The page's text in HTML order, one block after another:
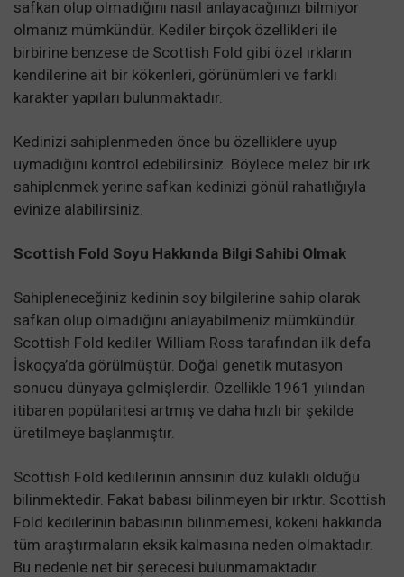
safkan olup olmadığını nasıl anlayacağınızı bilmiyor
olmanız mümkündür. Kediler birçok özellikleri ile
birbirine benzese de Scottish Fold gibi özel ırkların
kendilerine ait bir kökenleri, görünümleri ve farklı
karakter yapıları bulunmaktadır.
Kedinizi sahiplenmeden önce bu özelliklere uyup
uymadığını kontrol edebilirsiniz. Böylece melez bir ırk
sahiplenmek yerine safkan kedinizi gönül rahatlığıyla
evinize alabilirsiniz.
Scottish Fold Soyu Hakkında Bilgi Sahibi Olmak
Sahipleneceğiniz kedinin soy bilgilerine sahip olarak
safkan olup olmadığını anlayabilmeniz mümkündür.
Scottish Fold kediler William Ross tarafından ilk defa
İskoçya’da görülmüştür. Doğal genetik mutasyon
sonucu dünyaya gelmişlerdir. Özellikle 1961 yılından
itibaren popülaritesi artmış ve daha hızlı bir şekilde
üretilmeye başlanmıştır.
Scottish Fold kedilerinin annsinin düz kulaklı olduğu
bilinmektedir. Fakat babası bilinmeyen bir ırktır. Scottish
Fold kedilerinin babasının bilinmemesi, kökeni hakkında
tüm araştırmaların eksik kalmasına neden olmaktadır.
Bu nedenle net bir şerecesi bulunmamaktadır.